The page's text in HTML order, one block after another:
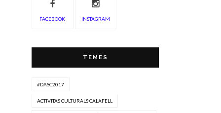
FACEBOOK INSTAGRAM
TEMES
#DASC2017
ACTIVITAS CULTURALS CALAFELL